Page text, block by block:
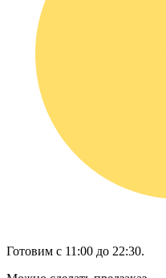
Готовим с 11:00 до 22:30.